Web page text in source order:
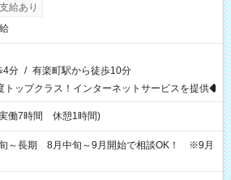
給あり
4分 / 有楽町駅から徒歩10分
ップクラス！インターネットサービスを提供◆
働7時間 休憩1時間)
～長期 8月中旬～9月開始で相談OK！ ※9月